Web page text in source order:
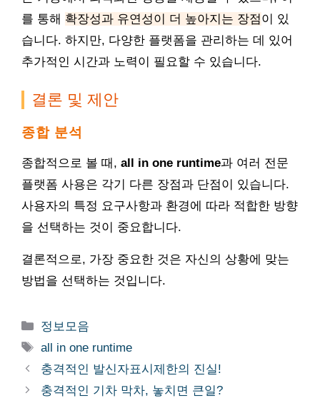
를 통해 확장성과 유연성이 더 높아지는 장점이 있
습니다. 하지만, 다양한 플랫폼을 관리하는 데 있어
추가적인 시간과 노력이 필요할 수 있습니다.
결론 및 제안
종합 분석
종합적으로 볼 때, all in one runtime과 여러 전문
플랫폼 사용은 각기 다른 장점과 단점이 있습니다.
사용자의 특정 요구사항과 환경에 따라 적합한 방향
을 선택하는 것이 중요합니다.
결론적으로, 가장 중요한 것은 자신의 상황에 맞는
방법을 선택하는 것입니다.
카
테
고
리
정보모음
태
그
all in one runtime
충격적인 발신자표시제한의 진실!
충격적인 기차 막차, 놓치면 큰일?